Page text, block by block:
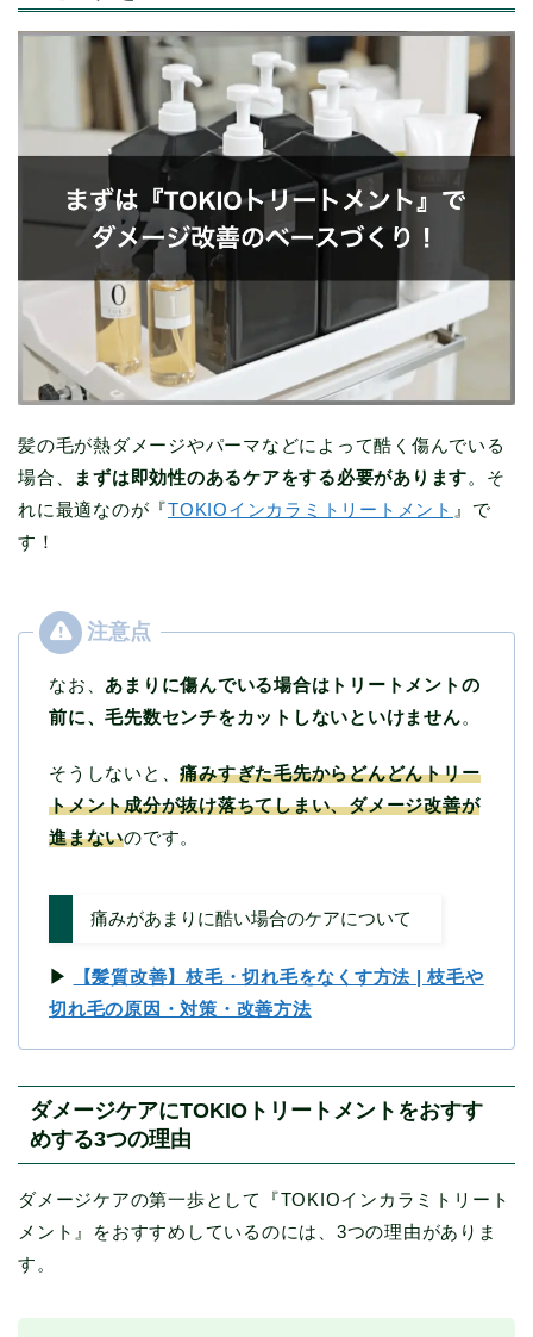
髪の毛が熱ダメージやパーマなどによって酷く傷んでいる
場合、
まずは即効性のあるケアをする必要があります。そ
れに最適なのが『TOKIOインカラミトリートメント 』で
す！
なお、 あまりに傷んでいる場合はトリートメントの
前に、毛先数センチをカットしないといけません。
そうしないと、痛みすぎた毛先からどんどんトリー
トメント成分が抜け落ちてしまい、ダメージ改善が
進まないのです。
痛みがあまりに酷い場合のケアについて
▶︎
【髪質改善】枝毛・切れ毛をなくす方法 | 枝毛や
切れ毛の原因・対策・改善方法
ダメージケアにTOKIOトリートメントをおすす
めする3つの理由
ダメージケアの第一歩として『TOKIOインカラミトリート
メント』をおすすめしているのには、3つの理由がありま
す。